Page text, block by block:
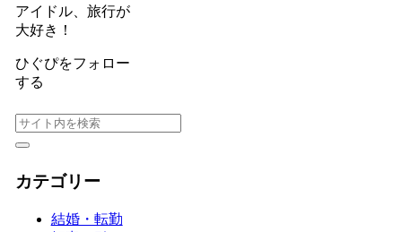
アイドル、旅行が
大好き！
ひぐぴをフォロー
する
カテゴリー
結婚・転勤